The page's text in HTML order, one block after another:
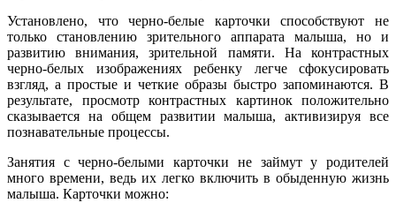
Установлено, что черно-белые карточки способствуют не
только становлению зрительного аппарата малыша, но и
развитию внимания, зрительной памяти. На контрастных
черно-белых изображениях ребенку легче сфокусировать
взгляд, а простые и четкие образы быстро запоминаются. В
результате, просмотр контрастных картинок положительно
сказывается на общем развитии малыша, активизируя все
познавательные процессы.
Занятия с черно-белыми карточки не займут у родителей
много времени, ведь их легко включить в обыденную жизнь
малыша. Карточки можно: